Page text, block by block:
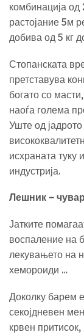
комбинација
растојание 5м
добива од 5 кг
Стопанската
претставува
богато со
наоѓа голема
Уште од
исхраната туку
индустрија.
Лешник –
Јатките
воспаление на
лекувањето на
хемороиди …
Доколку барем
секојдневен
крвен